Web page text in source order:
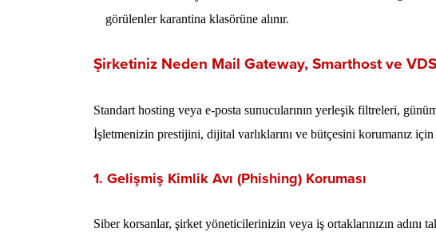
görülenler karantina klasörüne alınır.
Şirketiniz Neden Mail Gateway, Smarthost ve
Standart hosting veya e-posta sunucularının yerleşik filtreleri,
İşletmenizin prestijini, dijital varlıklarını ve bütçesini korumanız için
1. Gelişmiş Kimlik Avı (Phishing) Koruması
Siber korsanlar, şirket yöneticilerinizin veya iş ortaklarınızın